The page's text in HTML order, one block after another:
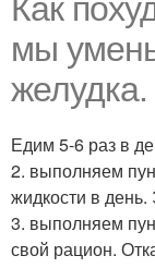
Как
мы
желудка.
Едим 5-6 раз в
2. выполняем
жидкости в
3. выполняем
свой рацион.